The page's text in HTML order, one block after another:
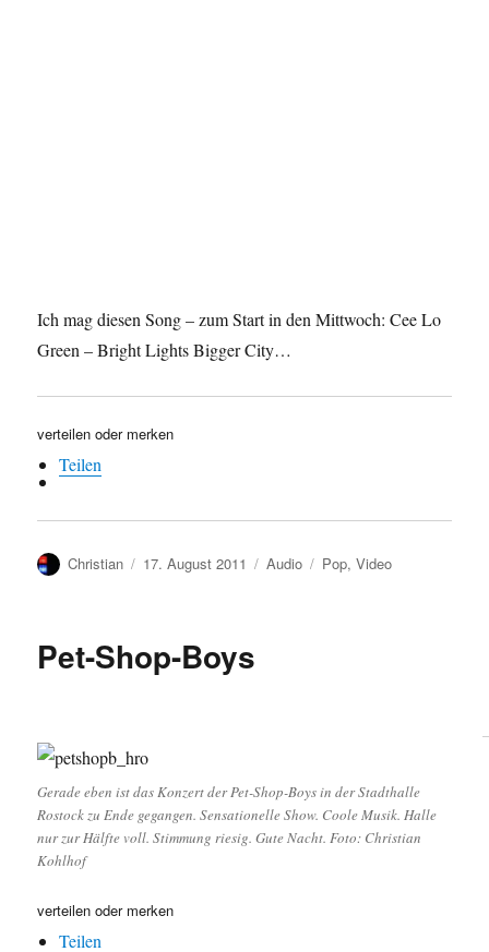
Ich mag diesen Song – zum Start in den Mittwoch: Cee Lo
Green – Bright Lights Bigger City…
verteilen oder merken
Teilen
Autor
Christian
Veröffentlicht
17. August 2011 Kategorien
Audio Schlagwörter
Pop,Video
Pet-Shop-Boys
Gerade eben ist das Konzert der Pet-Shop-Boys in der Stadthalle
Rostock zu Ende gegangen. Sensationelle Show. Coole Musik. Halle
nur zur Hälfte voll. Stimmung riesig. Gute Nacht. Foto: Christian
Kohlhof
verteilen oder merken
Teilen